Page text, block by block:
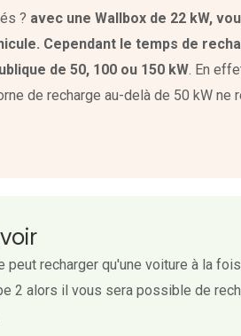
? avec une Wallbox de 22 kW,
Cependant le temps de
de 50, 100 ou 150 kW. En
de recharge au-delà de 50 kW
peut recharger qu'une voiture à la
2 alors il vous sera possible de